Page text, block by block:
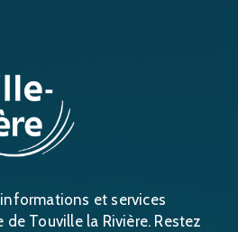
et services
Touville la Rivière. Restez